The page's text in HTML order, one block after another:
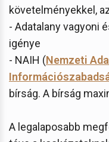
követelményekkel,
- Adatalany vagyoni
igénye
- NAIH (Nemzeti
bírság. A bírság
A legalaposabb